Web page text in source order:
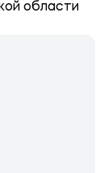
области